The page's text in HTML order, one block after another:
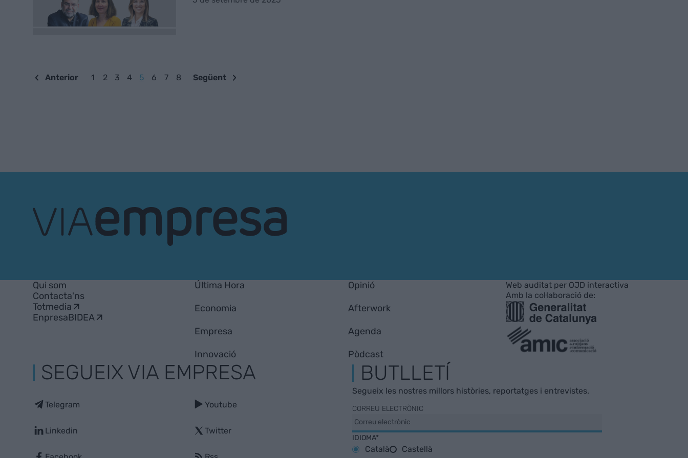
Anterior 1 2 3 4 5 6 7 8 Següent
Qui som
Contacta'ns
Totmedia
EnpresaBIDEA
Última Hora
Economia
Empresa
Innovació
Opinió
Afterwork
Agenda
Pòdcast
Web auditat per OJD interactiva
Amb la col·laboració de:
SEGUEIX VIA EMPRESA
Telegram
Linkedin
Youtube
Twitter
BUTLLETÍ
Segueix les nostres millors històries, reportatges i entrevistes.
CORREU ELECTRÒNIC
IDIOMA*
Català
Castellà